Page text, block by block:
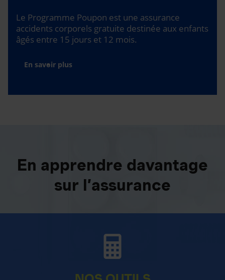
Le Programme Poupon est une assurance
accidents corporels gratuite destinée aux enfants
âgés entre 15 jours et 12 mois.
En savoir plus
En apprendre davantage
sur l’assurance